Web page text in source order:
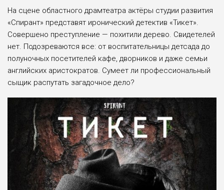
На сцене областного драмтеатра актёры студии развития
«Спирант» представят иронический детектив «Тикет».
Совершено преступление — похитили дерево. Свидетелей
нет. Подозреваются все: от воспитательницы детсада до
полуночных посетителей кафе, дворников и даже семьи
английских аристократов. Сумеет ли профессиональный
сыщик распутать загадочное дело?